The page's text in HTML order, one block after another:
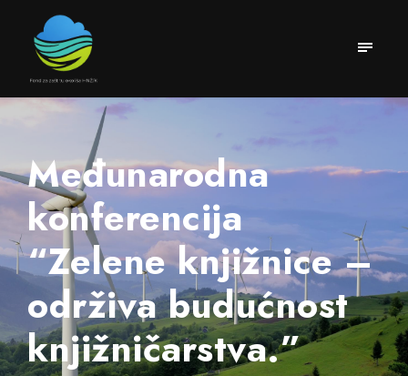
Međunarodna
konferencija
“Zelene knjižnice –
održiva budućnost
knjižničarstva.”